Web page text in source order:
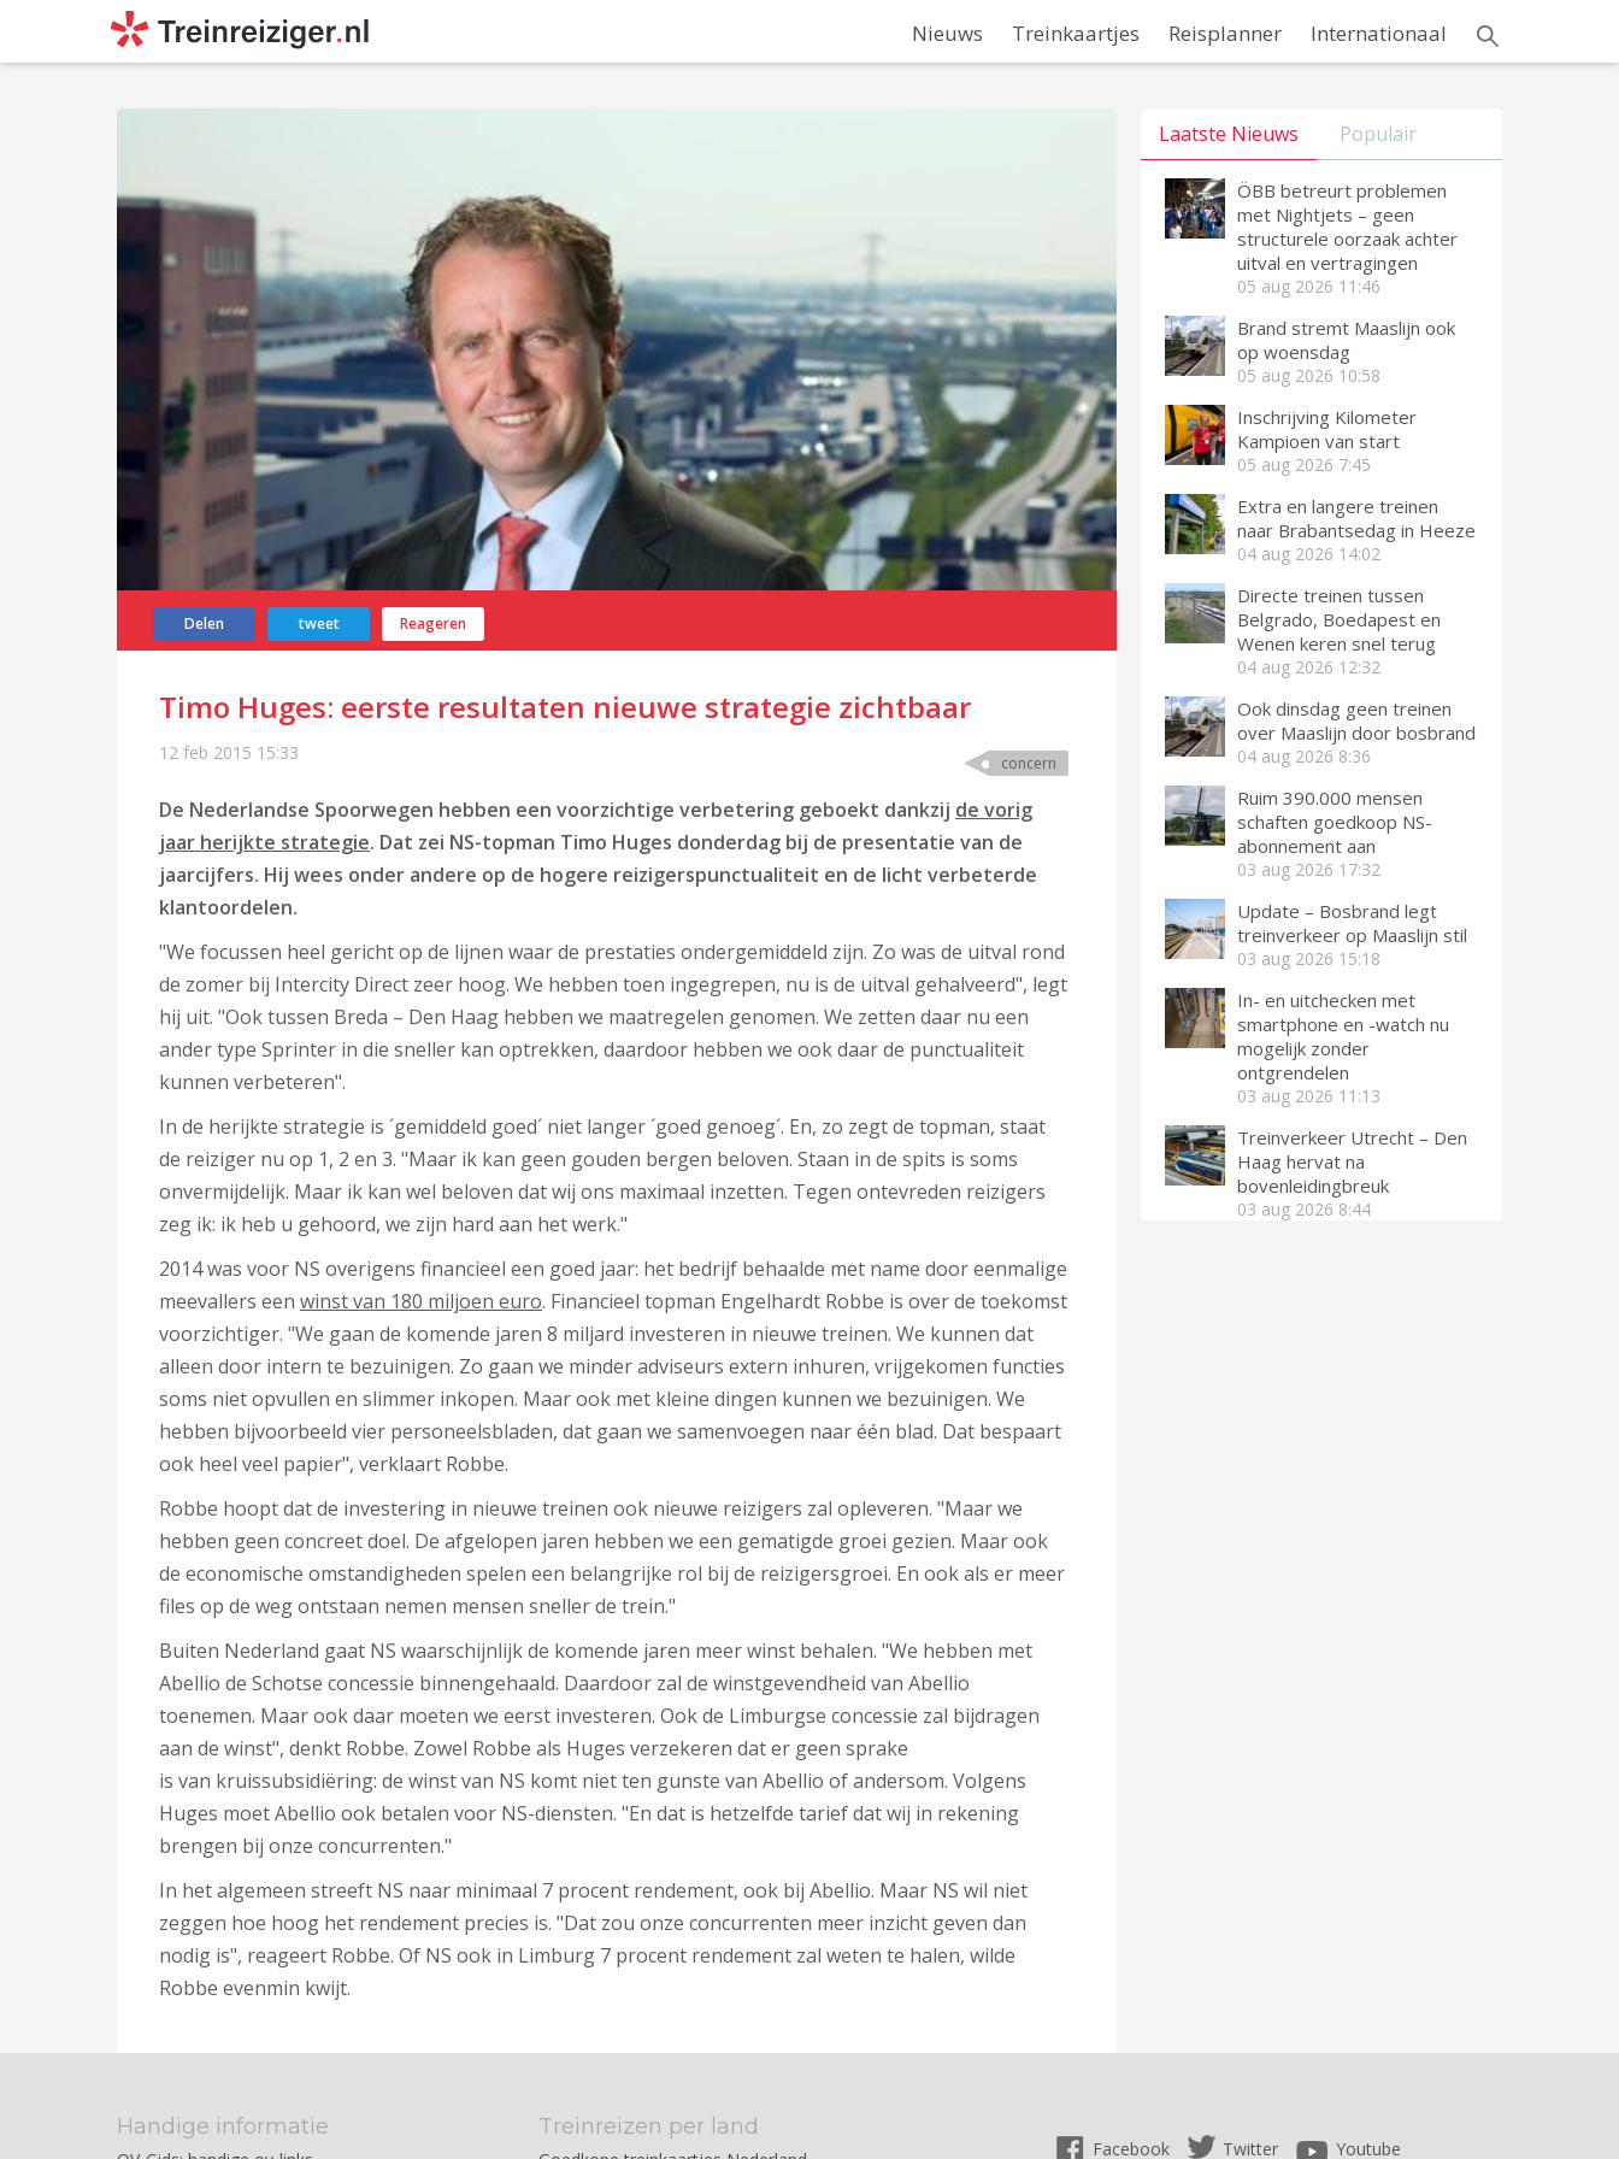
Nieuws Treinkaartjes Reisplanner Internationaal
Delen tweet Reageren
Timo Huges: eerste resultaten nieuwe strategie zichtbaar
12 feb 2015 15:33 concern
De Nederlandse Spoorwegen hebben een voorzichtige verbetering geboekt dankzij de vorig
jaar herijkte strategie. Dat zei NS-topman Timo Huges donderdag bij de presentatie van de
jaarcijfers. Hij wees onder andere op de hogere reizigerspunctualiteit en de licht verbeterde
klantoordelen.
"We focussen heel gericht op de lijnen waar de prestaties ondergemiddeld zijn. Zo was de uitval rond
de zomer bij Intercity Direct zeer hoog. We hebben toen ingegrepen, nu is de uitval gehalveerd", legt
hij uit. "Ook tussen Breda – Den Haag hebben we maatregelen genomen. We zetten daar nu een
ander type Sprinter in die sneller kan optrekken, daardoor hebben we ook daar de punctualiteit
kunnen verbeteren".
In de herijkte strategie is ´gemiddeld goed´ niet langer ´goed genoeg´. En, zo zegt de topman, staat
de reiziger nu op 1, 2 en 3. "Maar ik kan geen gouden bergen beloven. Staan in de spits is soms
onvermijdelijk. Maar ik kan wel beloven dat wij ons maximaal inzetten. Tegen ontevreden reizigers
zeg ik: ik heb u gehoord, we zijn hard aan het werk."
2014 was voor NS overigens financieel een goed jaar: het bedrijf behaalde met name door eenmalige
meevallers een winst van 180 miljoen euro. Financieel topman Engelhardt Robbe is over de toekomst
voorzichtiger. "We gaan de komende jaren 8 miljard investeren in nieuwe treinen. We kunnen dat
alleen door intern te bezuinigen. Zo gaan we minder adviseurs extern inhuren, vrijgekomen functies
soms niet opvullen en slimmer inkopen. Maar ook met kleine dingen kunnen we bezuinigen. We
hebben bijvoorbeeld vier personeelsbladen, dat gaan we samenvoegen naar één blad. Dat bespaart
ook heel veel papier", verklaart Robbe.
Robbe hoopt dat de investering in nieuwe treinen ook nieuwe reizigers zal opleveren. "Maar we
hebben geen concreet doel. De afgelopen jaren hebben we een gematigde groei gezien. Maar ook
de economische omstandigheden spelen een belangrijke rol bij de reizigersgroei. En ook als er meer
files op de weg ontstaan nemen mensen sneller de trein."
Buiten Nederland gaat NS waarschijnlijk de komende jaren meer winst behalen. "We hebben met
Abellio de Schotse concessie binnengehaald. Daardoor zal de winstgevendheid van Abellio
toenemen. Maar ook daar moeten we eerst investeren. Ook de Limburgse concessie zal bijdragen
aan de winst", denkt Robbe. Zowel Robbe als Huges verzekeren dat er geen sprake
is van kruissubsidiëring: de winst van NS komt niet ten gunste van Abellio of andersom. Volgens
Huges moet Abellio ook betalen voor NS-diensten. "En dat is hetzelfde tarief dat wij in rekening
brengen bij onze concurrenten."
In het algemeen streeft NS naar minimaal 7 procent rendement, ook bij Abellio. Maar NS wil niet
zeggen hoe hoog het rendement precies is. "Dat zou onze concurrenten meer inzicht geven dan
nodig is", reageert Robbe. Of NS ook in Limburg 7 procent rendement zal weten te halen, wilde
Robbe evenmin kwijt.
Laatste Nieuws Populair
ÖBB betreurt problemen
met Nightjets – geen
structurele oorzaak achter
uitval en vertragingen
05 aug 2026 11:46
Brand stremt Maaslijn ook
op woensdag
05 aug 2026 10:58
Inschrijving Kilometer
Kampioen van start
05 aug 2026 7:45
Extra en langere treinen
naar Brabantsedag in Heeze
04 aug 2026 14:02
Directe treinen tussen
Belgrado, Boedapest en
Wenen keren snel terug
04 aug 2026 12:32
Ook dinsdag geen treinen
over Maaslijn door bosbrand
04 aug 2026 8:36
Ruim 390.000 mensen
schaften goedkoop NS-
abonnement aan
03 aug 2026 17:32
Update – Bosbrand legt
treinverkeer op Maaslijn stil
03 aug 2026 15:18
In- en uitchecken met
smartphone en -watch nu
mogelijk zonder
ontgrendelen
03 aug 2026 11:13
Treinverkeer Utrecht – Den
Haag hervat na
bovenleidingbreuk
03 aug 2026 8:44
Handige informatie Treinreizen per land
Facebook Twitter Youtube